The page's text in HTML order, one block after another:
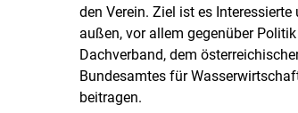
den Verein. Ziel ist es
außen, vor allem gegenüber
Dachverband, dem
Bundesamtes für
beitragen.